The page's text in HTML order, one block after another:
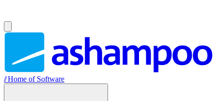
//Home of Software